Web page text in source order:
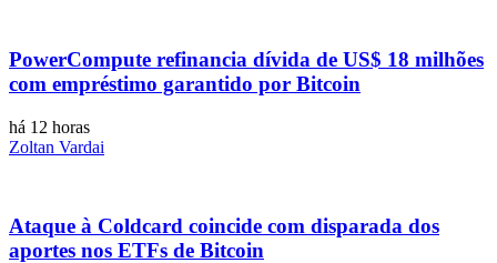
PowerCompute refinancia dívida de US$ 18 milhões
com empréstimo garantido por Bitcoin
há 12 horas
Zoltan Vardai
Ataque à Coldcard coincide com disparada dos
aportes nos ETFs de Bitcoin